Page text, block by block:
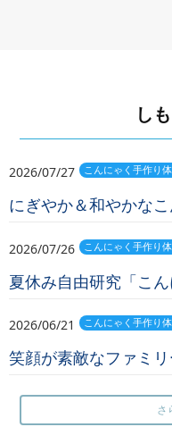
し
2026/07/27 こんにゃく手作り
にぎやか＆和やかな
2026/07/26 こんにゃく手作り
夏休み自由研究「こ
2026/06/21 こんにゃく手作り
笑顔が素敵なファミ
さ